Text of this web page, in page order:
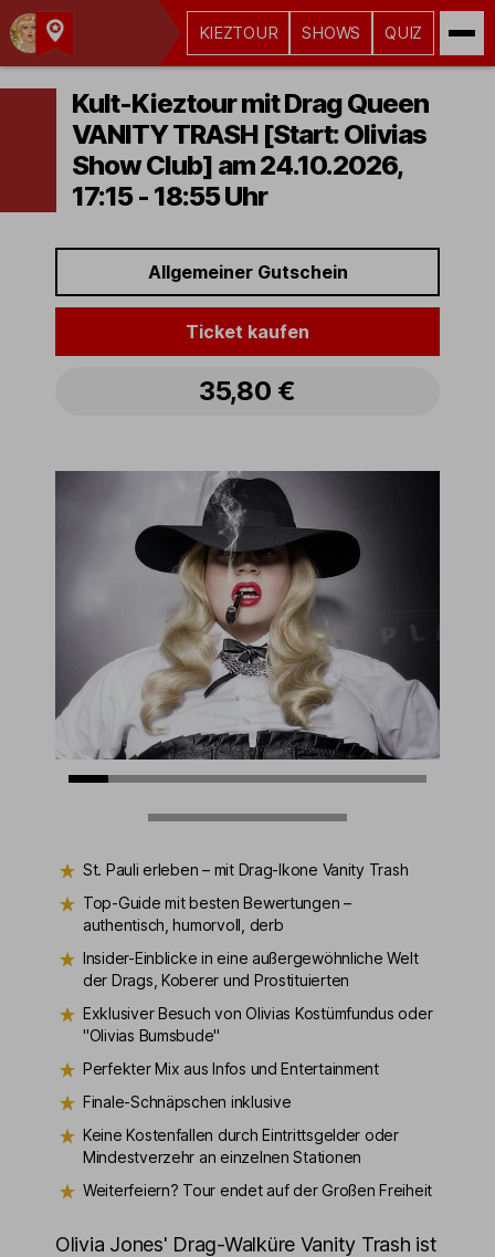
Kult-
Kieztouren
Hamburg
KIEZTOUR SHOWS QUIZ
Kult-Kieztour mit Drag Queen
VANITY TRASH [Start: Olivias
Show Club] am 24.10.2026,
17:15 - 18:55 Uhr
Allgemeiner Gutschein
Ticket kaufen
35,80 €
St. Pauli erleben – mit Drag-Ikone Vanity Trash
Top-Guide mit besten Bewertungen –
authentisch, humorvoll, derb
Insider-Einblicke in eine außergewöhnliche Welt
der Drags, Koberer und Prostituierten
Exklusiver Besuch von Olivias Kostümfundus oder
"Olivias Bumsbude"
Perfekter Mix aus Infos und Entertainment
Finale-Schnäpschen inklusive
Keine Kostenfallen durch Eintrittsgelder oder
Mindestverzehr an einzelnen Stationen
Weiterfeiern? Tour endet auf der Großen Freiheit
Olivia Jones' Drag-Walküre Vanity Trash ist